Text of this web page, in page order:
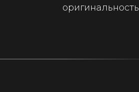
оригинальность